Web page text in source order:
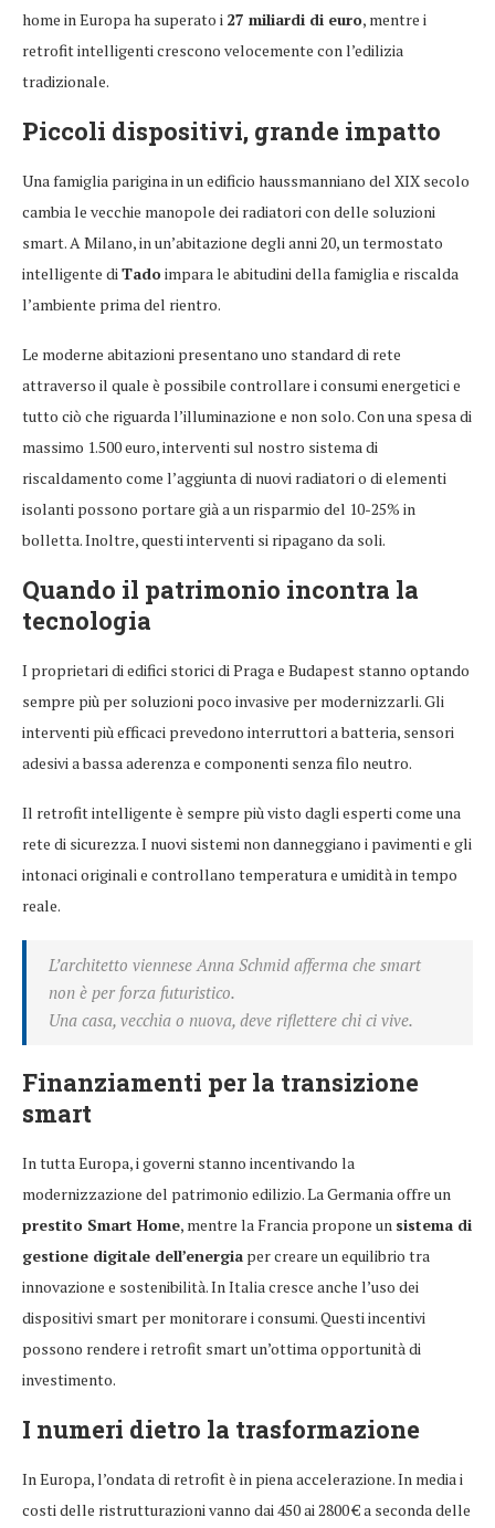
home in Europa ha superato i 27 miliardi di euro, mentre i
retrofit intelligenti crescono velocemente con l’edilizia
tradizionale.
Piccoli dispositivi, grande impatto
Una famiglia parigina in un edificio haussmanniano del XIX secolo
cambia le vecchie manopole dei radiatori con delle soluzioni
smart. A Milano, in un’abitazione degli anni 20, un termostato
intelligente di Tadoimpara le abitudini della famiglia e riscalda
l’ambiente prima del rientro.
Le moderne abitazioni presentano uno standard di rete
attraverso il quale è possibile controllare i consumi energetici e
tutto ciò che riguarda l’illuminazione e non solo. Con una spesa di
massimo 1.500 euro, interventi sul nostro sistema di
riscaldamento come l’aggiunta di nuovi radiatori o di elementi
isolanti possono portare già a un risparmio del 10-25% in
bolletta. Inoltre, questi interventi si ripagano da soli.
Quando il patrimonio incontra la
tecnologia
I proprietari di edifici storici di Praga e Budapest stanno optando
sempre più per soluzioni poco invasive per modernizzarli. Gli
interventi più efficaci prevedono interruttori a batteria, sensori
adesivi a bassa aderenza e componenti senza filo neutro.
Il retrofit intelligente è sempre più visto dagli esperti come una
rete di sicurezza. I nuovi sistemi non danneggiano i pavimenti e gli
intonaci originali e controllano temperatura e umidità in tempo
reale.
L’architetto viennese Anna Schmid afferma che smart
non è per forza futuristico.
Una casa, vecchia o nuova, deve riflettere chi ci vive.
Finanziamenti per la transizione
smart
In tutta Europa, i governi stanno incentivando la
modernizzazione del patrimonio edilizio. La Germania offre un
prestito Smart Home, mentre la Francia propone un sistema di
gestione digitale dell’energia per creare un equilibrio tra
innovazione e sostenibilità. In Italia cresce anche l’uso dei
dispositivi smart per monitorare i consumi. Questi incentivi
possono rendere i retrofit smart un’ottima opportunità di
investimento.
I numeri dietro la trasformazione
In Europa, l’ondata di retrofit è in piena accelerazione. In media i
costi delle ristrutturazioni vanno dai 450 ai 2800 € a seconda delle